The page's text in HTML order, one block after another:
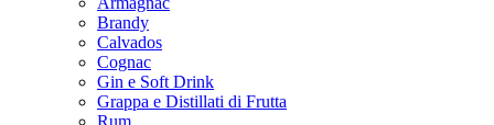
Brandy
Calvados
Cognac
Gin e Soft Drink
Grappa e Distillati di Frutta
Rum